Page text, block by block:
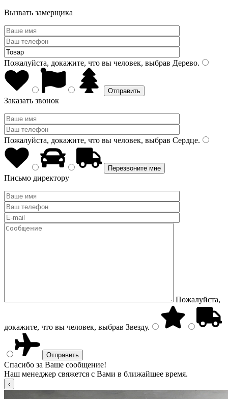
Вызвать замерщика
Пожалуйста, докажите, что вы человек, выбрав Дерево.
Заказать звонок
Пожалуйста, докажите, что вы человек, выбрав Сердце.
Письмо директору
Пожалуйста,
докажите, что вы человек, выбрав Звезду.
Спасибо за Ваше сообщение!
Наш менеджер свяжется с Вами в ближайшее время.